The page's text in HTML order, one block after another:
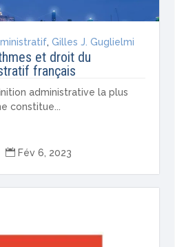
,Gilles J. Guglielmi
et droit du
français
administrative la plus
constitue...
 Fév 6, 2023